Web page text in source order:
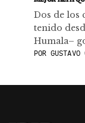
Dos de los
tenido
Humala–
POR